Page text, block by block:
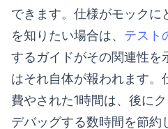
できます。仕様がモックに
を知りたい場合は、 テスト
するガイドがその関連性を
はそれ自体が報われます。
費やされた1時間は、後に
デバッグする数時間を節約